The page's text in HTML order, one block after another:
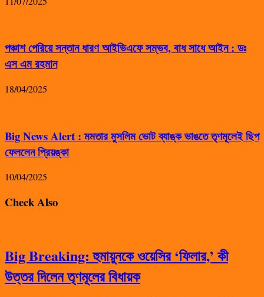
পঞ্চাশ পেরিয়ে সন্তান ধারণ আইভিএফে সম্ভব, বাধ সাধে আইন : ডঃ
এস এম রহমান
18/04/2025
Big News Alert : মমতার মুসলিম ভোট ব্যাঙ্ক ভাঙতে তৃণমূলেই ছিপ
ফেললেন প্রিয়ঙ্কা
10/04/2025
Check Also
Big Breaking: হুমায়ুনকে ওয়েসির ‘ফিলার,’ কী
উত্তর দিলেন তৃণমূলের বিধায়ক